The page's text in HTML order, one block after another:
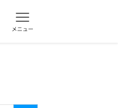
メニュー